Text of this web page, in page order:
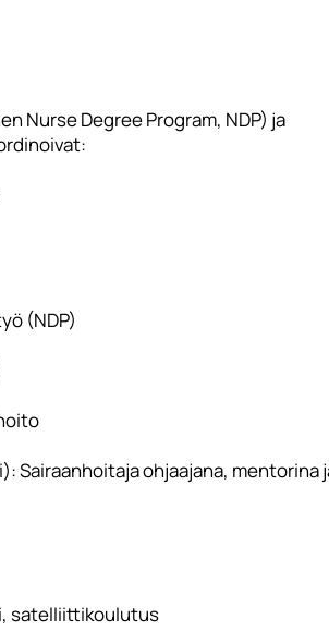
Nurse Degree Program, NDP) ja
(NDP)
Sairaanhoitaja ohjaajana, mentorina
satelliittikoulutus